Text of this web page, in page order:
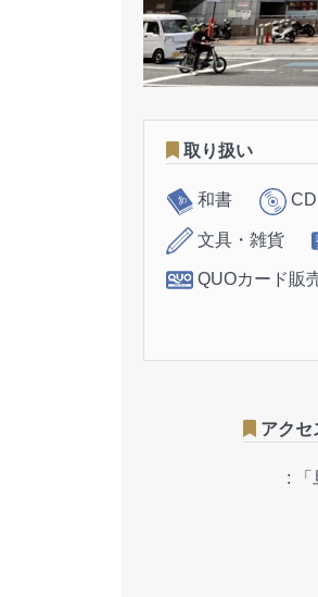
取り扱い
和書
文具・雑貨
QUOカード販
アクセ
: